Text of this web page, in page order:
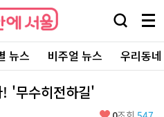
검
창
열
기
메
뉴
전
체
보
뉴스 비주얼 뉴스 우리동
'무수히전하길'
좋